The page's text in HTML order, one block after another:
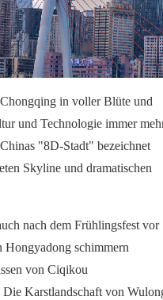
in voller Blüte und
und Technologie immer
"8D-Stadt" bezeichnet
Skyline und dramatischen
nach dem Frühlingsfest vor
Hongyadong schimmern
von Ciqikou
Die Karstlandschaft von